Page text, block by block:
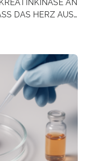
AN
DAS HERZ AUS
bei
(HCM) versagen
der
Würzburg. Die
ist die häufigste
führt dazu, dass
Herzmuskel zu